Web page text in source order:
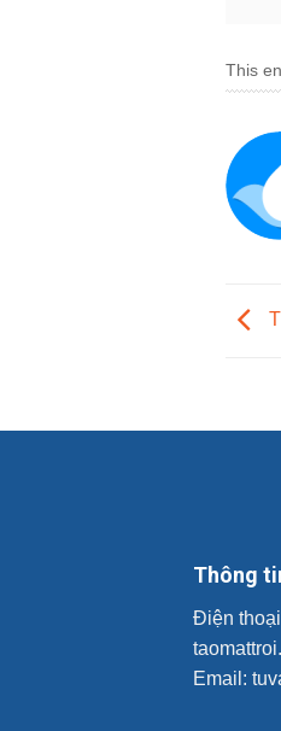
This
Thông
Điện
Email: